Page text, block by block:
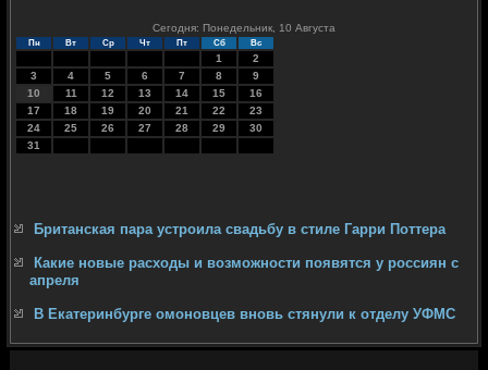
Сегодня: Понедельник, 10 Августа
Пн Вт Ср Чт Пт Сб Вс
1
2
3
4 5 6 7 8
9
10
11 12 13 14 15
16
17
18 19 20 21 22
23
24
25 26 27 28 29
30
31
Британская пара устроила свадьбу в стиле Гарри Поттера
Какие новые расходы и возможности появятся у россиян с
апреля
В Екатеринбурге омоновцев вновь стянули к отделу УФМС